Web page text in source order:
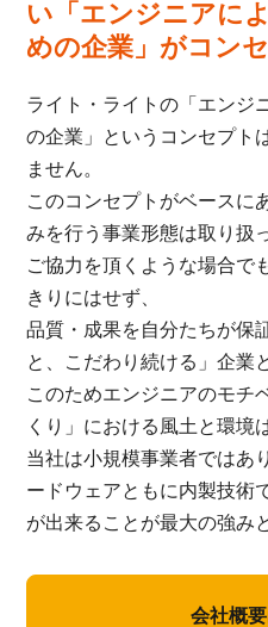
い「エンジニアに
めの企業」がコン
ライト・ライトの「エンジ
の企業」というコンセプト
ません。
このコンセプトがベースに
みを行う事業形態は取り扱
ご協力を頂くような場合で
きりにはせず、
品質・成果を自分たちが保
と、こだわり続ける」企業
このためエンジニアのモチ
くり」における風土と環境
当社は小規模事業者ではあ
ードウェアともに内製技術
が出来ることが最大の強み
会社概